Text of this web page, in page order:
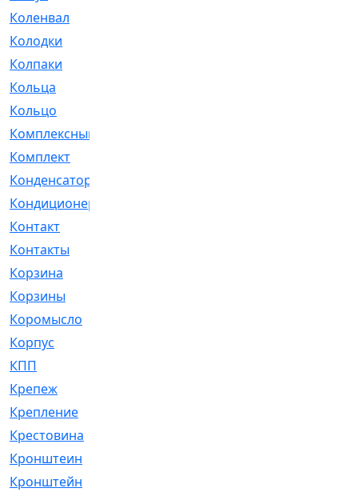
Коленвал
Колодки
Колпаки
Кольца
Кольцо
Комплексный
Комплект
Конденсатор
Кондиционер
Контакт
Контакты
Корзина
Корзины
Коромысло
Корпус
КПП
Крепеж
Крепление
Крестовина
Кронштеин
Кронштейн